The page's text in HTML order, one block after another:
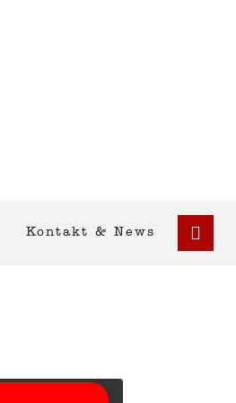
Kontakt & News
beachten Sie,